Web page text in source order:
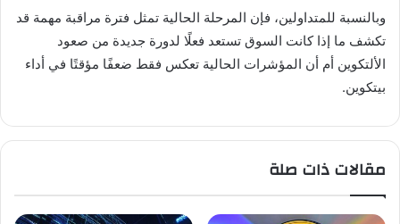
وبالنسبة للمتداولين، فإن المرحلة الحالية تمثل فترة مراقبة مهمة قد
تكشف ما إذا كانت السوق تستعد فعلًا لدورة جديدة من صعود
الألتكوين أم أن المؤشرات الحالية تعكس فقط ضعفًا مؤقتًا في أداء
بيتكوين.
مقالات ذات صلة